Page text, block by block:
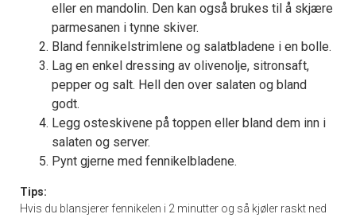
eller en mandolin. Den kan også brukes til å skjære
parmesanen i tynne skiver.
Bland fennikelstrimlene og salatbladene i en bolle.
Lag en enkel dressing av olivenolje, sitronsaft,
pepper og salt. Hell den over salaten og bland
godt.
Legg osteskivene på toppen eller bland dem inn i
salaten og server.
Pynt gjerne med fennikelbladene.
Tips:
Hvis du blansjerer fennikelen i 2 minutter og så kjøler raskt ned